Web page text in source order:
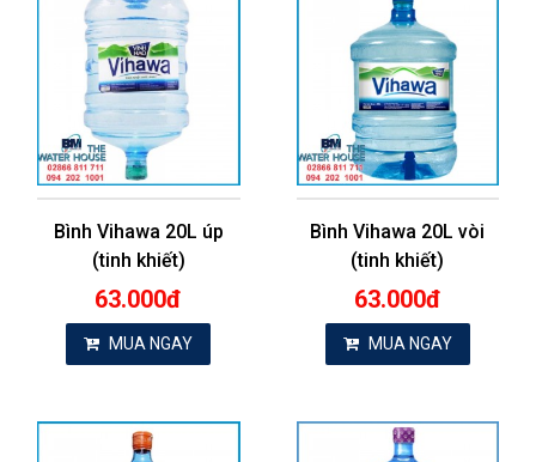
Bình Vihawa 20L úp
(tinh khiết)
63.000đ
MUA NGAY
Bình Vihawa 20L vòi
(tinh khiết)
63.000đ
MUA NGAY